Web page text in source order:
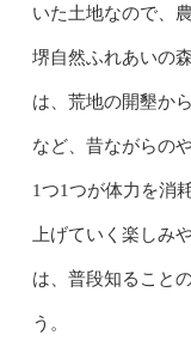
いた土地なので、
堺自然ふれあいの
は、荒地の開墾か
など、昔ながらの
1つ1つが体力を消
上げていく楽しみ
は、普段知ること
う。